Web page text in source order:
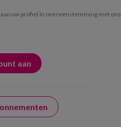
uw profiel in overeenstemming met ons